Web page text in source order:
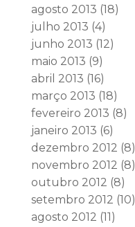
agosto 2013 (18)
julho 2013 (4)
junho 2013 (12)
maio 2013 (9)
abril 2013 (16)
março 2013 (18)
fevereiro 2013 (8)
janeiro 2013 (6)
dezembro 2012 (8)
novembro 2012 (8)
outubro 2012 (8)
setembro 2012 (10)
agosto 2012 (11)